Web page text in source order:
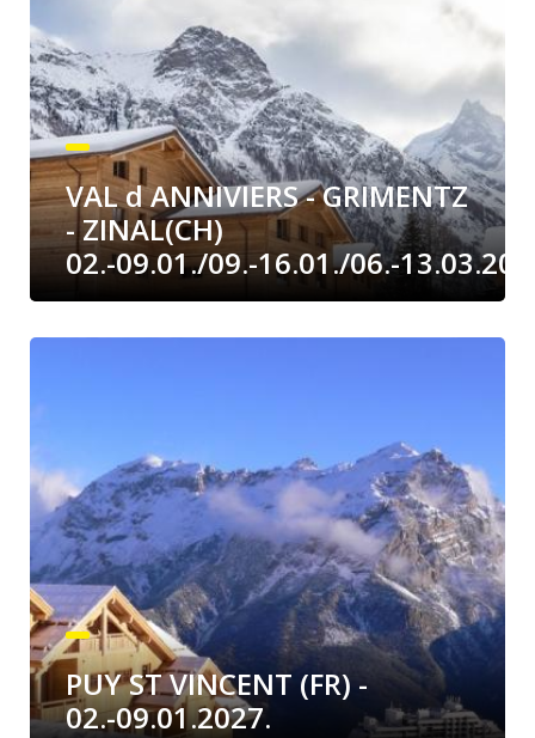
VAL d ANNIVIERS - GRIMENTZ
- ZINAL(CH)
02.-09.01./09.-16.01./06.-
PUY ST VINCENT (FR) -
02.-09.01.2027.